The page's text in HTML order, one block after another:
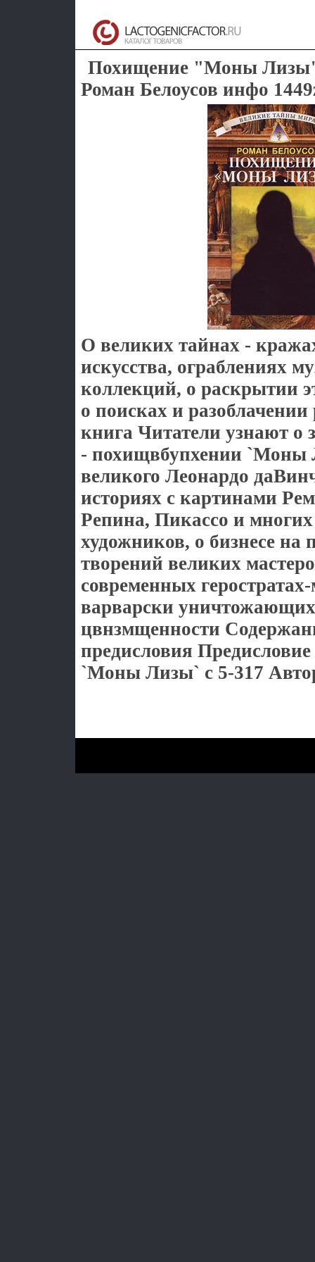
Похищение "Моны Лизы"
Роман Белоусов инфо
О великих тайнах -
искусства, ограблениях
коллекций, о раскрытии
о поисках и разоблачении
книга Читатели узнают о
- похищвбупхении `Моны
великого Леонардо
историях с картинами
Репина, Пикассо и
художников, о бизнесе на
творений великих
современных
варварски
цвнзмщенности
предисловия
`Моны Лизы` c 5-317